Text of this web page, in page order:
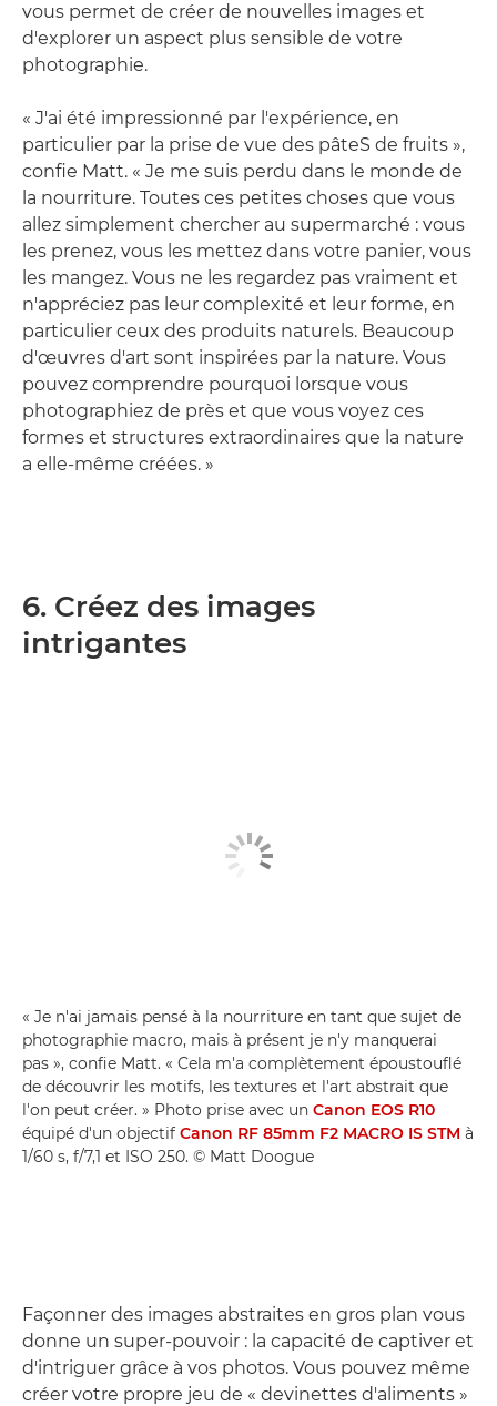
vous permet de créer de nouvelles images et
d'explorer un aspect plus sensible de votre
photographie.
« J'ai été impressionné par l'expérience, en
particulier par la prise de vue des pâteS de fruits »,
confie Matt. « Je me suis perdu dans le monde de
la nourriture. Toutes ces petites choses que vous
allez simplement chercher au supermarché : vous
les prenez, vous les mettez dans votre panier, vous
les mangez. Vous ne les regardez pas vraiment et
n'appréciez pas leur complexité et leur forme, en
particulier ceux des produits naturels. Beaucoup
d'œuvres d'art sont inspirées par la nature. Vous
pouvez comprendre pourquoi lorsque vous
photographiez de près et que vous voyez ces
formes et structures extraordinaires que la nature
a elle-même créées. »
6. Créez des images
intrigantes
« Je n'ai jamais pensé à la nourriture en tant que sujet de
photographie macro, mais à présent je n'y manquerai
pas », confie Matt. « Cela m'a complètement époustouflé
de découvrir les motifs, les textures et l'art abstrait que
l'on peut créer. » Photo prise avec un Canon EOS R10
équipé d'un objectif Canon RF 85mm F2 MACRO IS STM à
1/60 s, f/7,1 et ISO 250. © Matt Doogue
Façonner des images abstraites en gros plan vous
donne un super-pouvoir : la capacité de captiver et
d'intriguer grâce à vos photos. Vous pouvez même
créer votre propre jeu de « devinettes d'aliments »